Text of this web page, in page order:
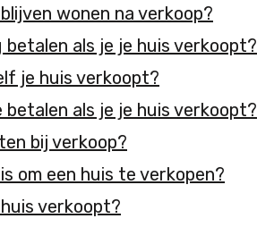
wonen na verkoop?
als je je huis verkoopt?
je huis verkoopt?
als je je huis verkoopt?
bij verkoop?
om een huis te verkopen?
verkoopt?